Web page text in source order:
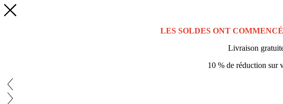
LES SOLDES ONT
Livraison
10 % de réduction sur